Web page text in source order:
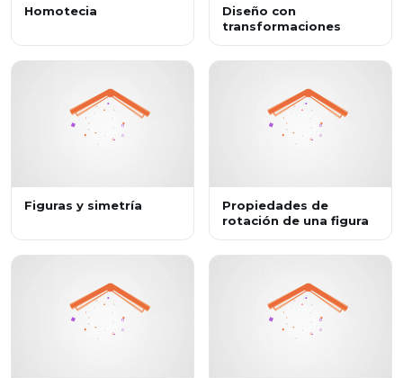
Homotecia
Diseño con
transformaciones
Figuras y simetría
Propiedades de
rotación de una figura